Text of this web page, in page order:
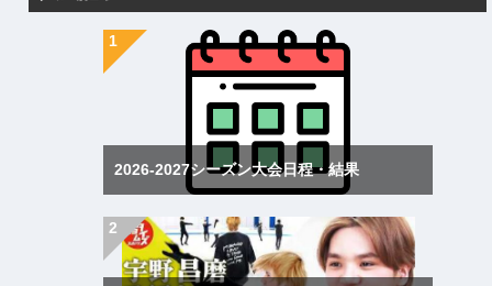
2026-2027シーズン大会日程・結果